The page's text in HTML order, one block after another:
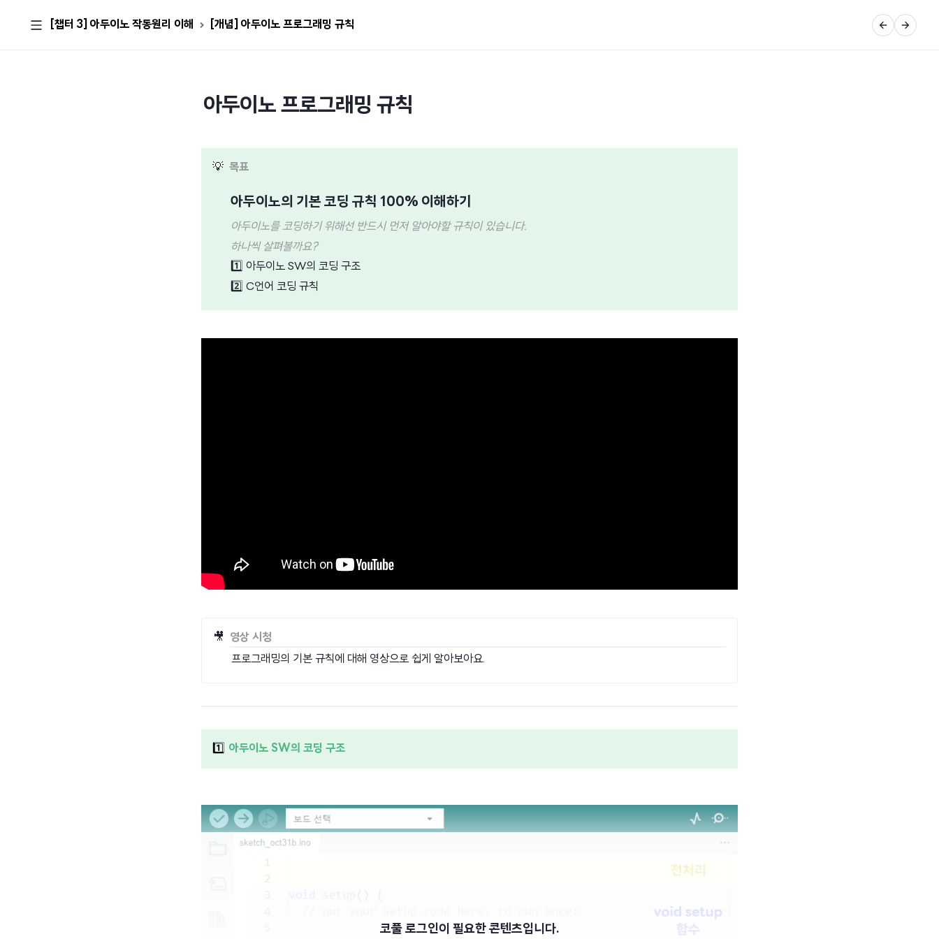
[챕터 3] 아두이노 작동원리 이해 [개념] 아두이노 프로그래밍 규칙
코풀 로그인이 필요한 콘텐츠입니다.
아두이노 프로그래밍 규칙
💡 목표
아두이노의 기본 코딩 규칙 100% 이해하기
아두이노를 코딩하기 위해선 반드시 먼저 알아야할 규칙이 있습니다.
하나씩 살펴볼까요?
1️⃣ 아두이노 SW의 코딩 구조
2️⃣ C언어 코딩 규칙
🎥
영상 시청
프로그래밍의 기본 규칙에 대해 영상으로 쉽게 알아보아요.
1️⃣ 아두이노 SW의 코딩 구조